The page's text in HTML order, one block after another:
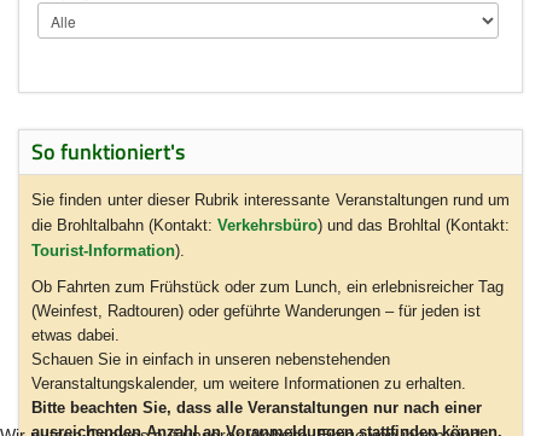
So funktioniert's
Sie finden unter dieser Rubrik interessante Veranstaltungen rund um
die Brohltalbahn (Kontakt: Verkehrsbüro) und das Brohltal (Kontakt:
Tourist-Information).
Ob Fahrten zum Frühstück oder zum Lunch, ein erlebnisreicher Tag
(Weinfest, Radtouren) oder geführte Wanderungen – für jeden ist
etwas dabei.
Schauen Sie in einfach in unseren nebenstehenden
Veranstaltungskalender, um weitere Informationen zu erhalten.
Bitte beachten Sie, dass alle Veranstaltungen nur nach einer
ausreichenden Anzahl an Voranmeldungen stattfinden können.